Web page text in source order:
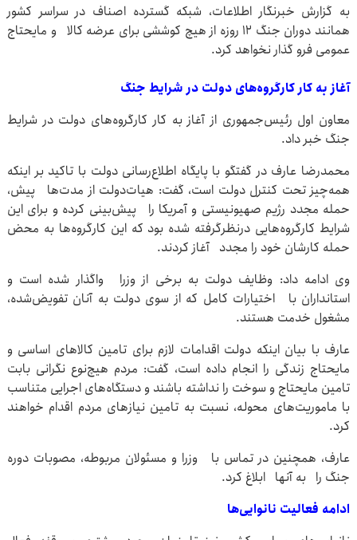
به گزارش خبرنگار اطلاعات، شبکه گسترده اصناف در سراسر کشور
همانند دوران جنگ ۱۲ روزه از هیچ کوششی برای عرضه کالا و مایحتاج
عمومی فرو گذار نخواهد کرد.
آغاز به کار کارگروه‌های دولت در شرایط جنگ
معاون اول رئیس‌جمهوری از آغاز به کار کارگروه‌های دولت در شرایط
جنگ خبر داد.
محمدرضا عارف در گفتگو با پایگاه اطلاع‌رسانی دولت با تاکید بر اینکه
همه‌چیز تحت کنترل دولت است، گفت: هیات‌دولت از مدت‌ها پیش،
حمله مجدد رژیم صهیونیستی و آمریکا را پیش‌بینی کرده و برای این
شرایط کارگروه‌هایی درنظرگرفته شده بود که این کارگروه‌ها به محض
حمله کارشان خود را مجدد آغاز کردند.
وی ادامه داد:‌ وظایف دولت به برخی از وزرا واگذار شده است و
استانداران با اختیارات کامل که از سوی دولت به آنان تفویض‌شده،
مشغول خدمت هستند.
عارف با بیان اینکه دولت اقدامات لازم برای تامین کالاهای اساسی و
مایحتاج زندگی را انجام داده است، گفت:‌ مردم هیچ‌نوع نگرانی بابت
تامین مایحتاج و سوخت را نداشته باشند و دستگاه‌های اجرایی متناسب
با ماموریت‌های محوله، نسبت به تامین نیازهای مردم اقدام خواهند
کرد.
عارف، همچنین در تماس با وزرا و مسئولان مربوطه، مصوبات دوره
جنگ را به آنها ابلاغ کرد.
ادامه فعالیت نانوایی‌ها